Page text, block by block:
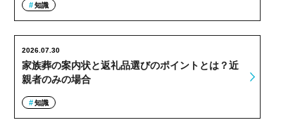
知識
家族葬の案内状と返礼品選びのポイントとは？近
親者のみの場合
2026.07.30
知識